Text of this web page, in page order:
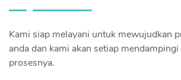
Kami siap melayani untuk mewujudkan
anda dan kami akan setiap
prosesnya.